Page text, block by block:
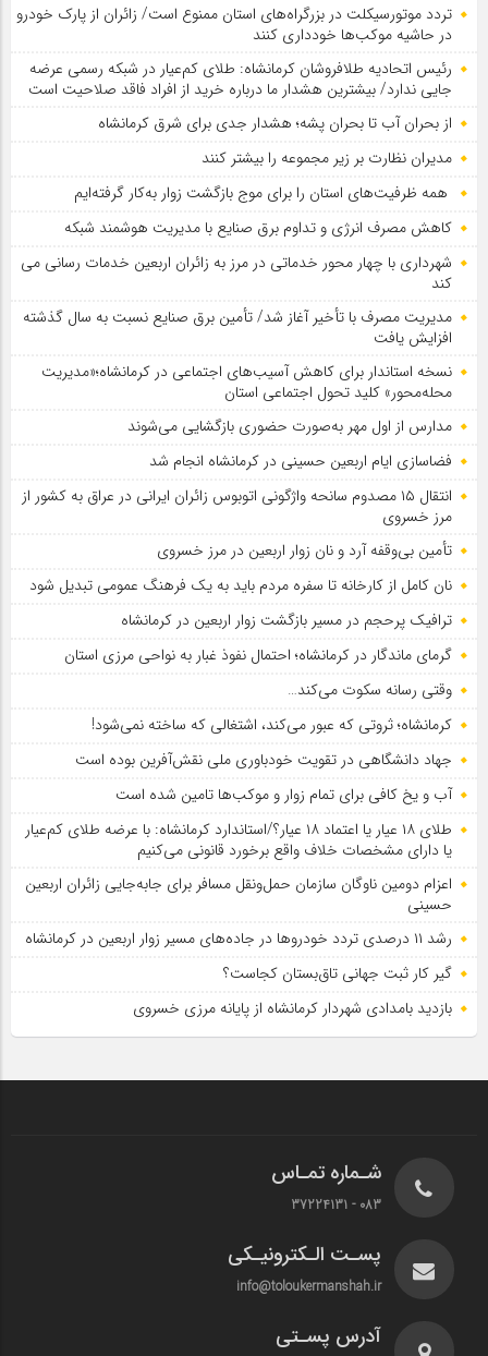
تردد موتورسیکلت در بزرگراه‌های استان ممنوع است/ زائران از پارک خودرو
در حاشیه موکب‌ها خودداری کنند
رئیس اتحادیه طلافروشان کرمانشاه: طلای کم‌عیار در شبکه رسمی عرضه
جایی ندارد/ بیشترین هشدار ما درباره خرید از افراد فاقد صلاحیت است
از بحران آب تا بحران پشه؛ هشدار جدی برای شرق کرمانشاه
مدیران نظارت بر زیر مجموعه را بیشتر کنند
همه ظرفیت‌های استان را برای موج بازگشت زوار به‌کار گرفته‌ایم
کاهش مصرف انرژی و تداوم برق صنایع با مدیریت هوشمند شبکه
شهرداری با چهار محور خدماتی در مرز به زائران اربعین خدمات رسانی می
کند
مدیریت مصرف با تأخیر آغاز شد/ تأمین برق صنایع نسبت به سال گذشته
افزایش یافت
نسخه استاندار برای کاهش آسیب‌های اجتماعی در کرمانشاه؛«مدیریت
محله‌محور» کلید تحول اجتماعی استان
مدارس از اول مهر به‌صورت حضوری بازگشایی می‌شوند
فضاسازی ایام اربعین حسینی در کرمانشاه انجام شد
انتقال ۱۵ مصدوم سانحه واژگونی اتوبوس زائران ایرانی در عراق به کشور از
مرز خسروی
تأمین بی‌وقفه آرد و نان زوار اربعین در مرز خسروی
نان کامل از کارخانه تا سفره مردم باید به یک فرهنگ عمومی تبدیل شود
ترافیک پرحجم در مسیر بازگشت زوار اربعین در کرمانشاه
گرمای ماندگار در کرمانشاه؛ احتمال نفوذ غبار به نواحی مرزی استان
وقتی رسانه سکوت می‌کند…
کرمانشاه؛ ثروتی که عبور می‌کند، اشتغالی که ساخته نمی‌شود!
جهاد دانشگاهی در تقویت خودباوری ملی نقش‌آفرین بوده است
آب و یخ کافی برای تمام زوار و موکب‌ها تامین شده است
طلای ۱۸ عیار یا اعتماد ۱۸ عیار؟/استاندارد کرمانشاه: با عرضه طلای کم‌عیار
یا دارای مشخصات خلاف واقع برخورد قانونی می‌کنیم
اعزام دومین ناوگان سازمان حمل‌ونقل مسافر برای جابه‌جایی زائران اربعین
حسینی
رشد ۱۱ درصدی تردد خودروها در جاده‌های مسیر زوار اربعین در کرمانشاه
گیر کار ثبت جهانی تاق‌بستان کجاست؟
بازدید بامدادی شهردار کرمانشاه از پایانه مرزی خسروی
شـماره تمـاس
083 - 37224131
پسـت الـکترونیـکی
info@toloukermanshah.ir
آدرس پسـتی